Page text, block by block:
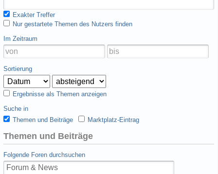
Exakter Treffer
Nur gestartete Themen des Nutzers finden
Im Zeitraum
Sortierung
Ergebnisse als Themen anzeigen
Suche in
Themen und Beiträge
Marktplatz-Eintrag
Themen und Beiträge
Folgende Foren durchsuchen